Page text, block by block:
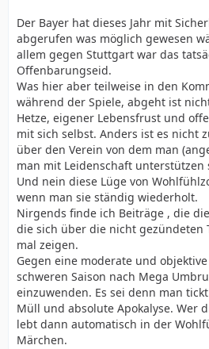
Der Bayer hat dieses Jahr mit
abgerufen was möglich gewesen
allem gegen Stuttgart war das
Offenbarungseid.
Was hier aber teilweise in den
während der Spiele, abgeht ist
Hetze, eigener Lebensfrust und
mit sich selbst. Anders ist es nicht
über den Verein von dem man
man mit Leidenschaft unterstützen
Und nein diese Lüge von
wenn man sie ständig wiederholt.
Nirgends finde ich Beiträge , die
die sich über die nicht gezündeten
mal zeigen.
Gegen eine moderate und
schweren Saison nach Mega
einzuwenden. Es sei denn man
Müll und absolute Apokalyse. Wer
lebt dann automatisch in der
Märchen.